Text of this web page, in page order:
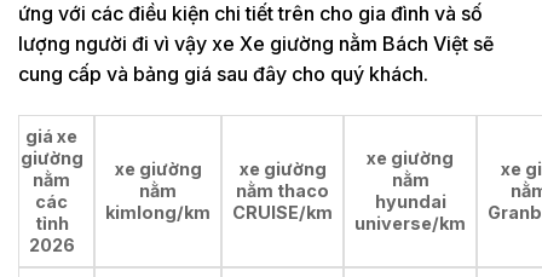
ứng với các điều kiện chi tiết trên cho gia đình và số
lượng người đi vì vậy xe Xe giường nằm Bách Việt sẽ
cung cấp và bảng giá sau đây cho quý khách.
giá xe
giường
nằm
các
tỉnh
2026
xe giường
nằm
kimlong/km
xe giường
nằm thaco
CRUISE/km
xe giường
nằm
hyundai
universe/km
xe